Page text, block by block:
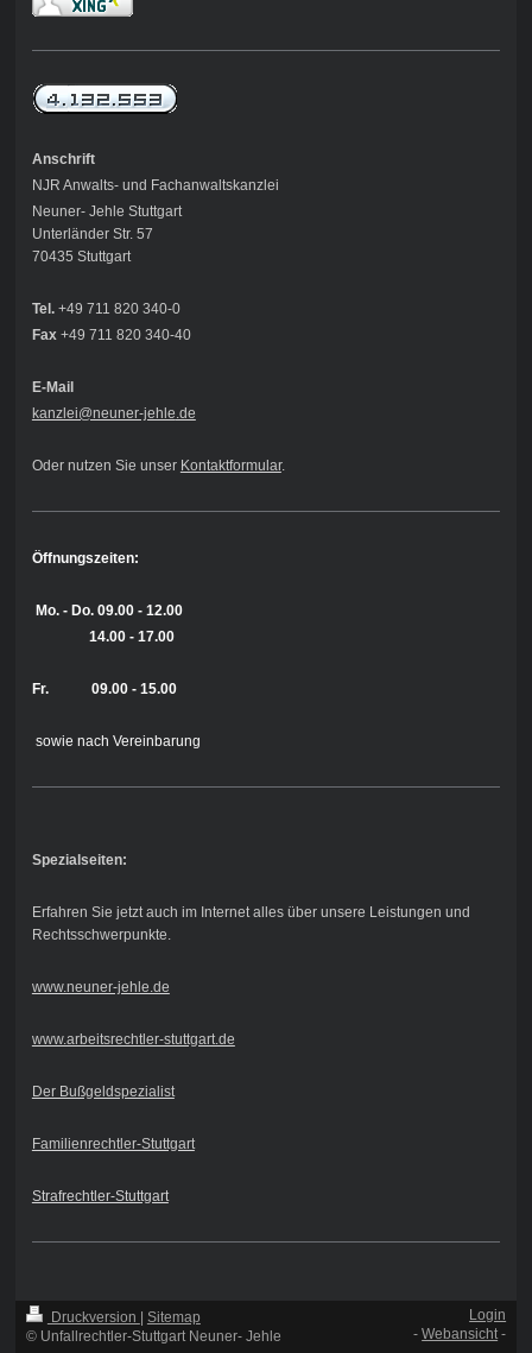
Anschrift
NJR Anwalts- und Fachanwaltskanzlei
Neuner- Jehle Stuttgart
Unterländer Str. 57
70435 Stuttgart
Tel.+49 711 820 340-0
Fax+49 711 820 340-40
E-Mail
kanzlei@neuner-jehle.de
Oder nutzen Sie unser Kontaktformular.
Öffnungszeiten:
Mo. - Do. 09.00 - 12.00
14.00 - 17.00
Fr. 09.00 - 15.00
sowie nach Vereinbarung
Spezialseiten:
Erfahren Sie jetzt auch im Internet alles über unsere Leistungen und
Rechtsschwerpunkte.
www.neuner-jehle.de
www.arbeitsrechtler-stuttgart.de
Der Bußgeldspezialist
Familienrechtler-Stuttgart
Strafrechtler-Stuttgart
Druckversion | Sitemap
© Unfallrechtler-Stuttgart Neuner- Jehle
Login
-Webansicht-